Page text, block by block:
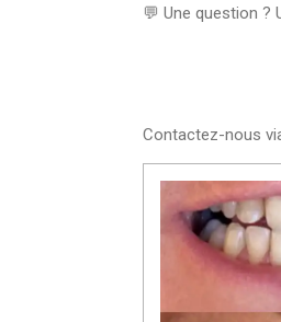
💬 Une question ?
Contactez-nous